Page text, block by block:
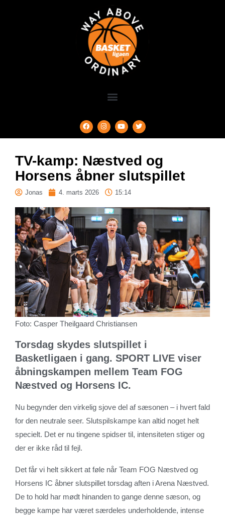
TV-kamp: Næstved og
Horsens åbner slutspillet
Jonas 4. marts 2026 15:14
Foto: Casper Theilgaard Christiansen
Torsdag skydes slutspillet i
Basketligaen i gang. SPORT LIVE viser
åbningskampen mellem Team FOG
Næstved og Horsens IC.
Nu begynder den virkelig sjove del af sæsonen – i hvert fald
for den neutrale seer. Slutspilskampe kan altid noget helt
specielt. Det er nu tingene spidser til, intensiteten stiger og
der er ikke råd til fejl.
Det får vi helt sikkert at føle når Team FOG Næstved og
Horsens IC åbner slutspillet torsdag aften i Arena Næstved.
De to hold har mødt hinanden to gange denne sæson, og
begge kampe har været særdeles underholdende, intense